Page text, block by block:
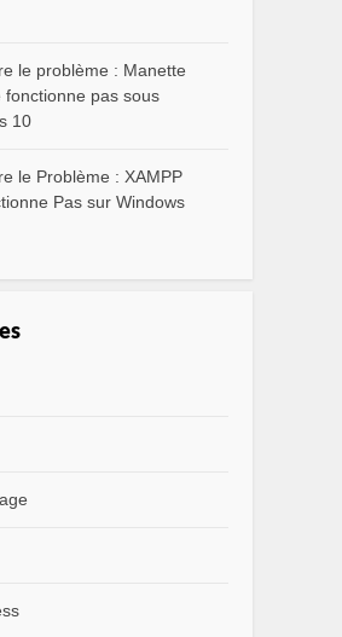
le problème : Manette
fonctionne pas sous
10
le Problème : XAMPP
Pas sur Windows